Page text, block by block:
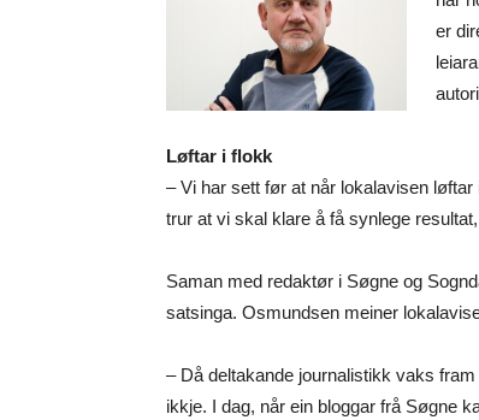
er
Løftar i flokk
– Vi har sett før at når lokalavisen
trur at vi skal klare å få synlege
Saman med redaktør i Søgne og
satsinga. Osmundsen meiner
– Då deltakande journalistikk vaks
ikkje. I dag, når ein bloggar frå Søgne